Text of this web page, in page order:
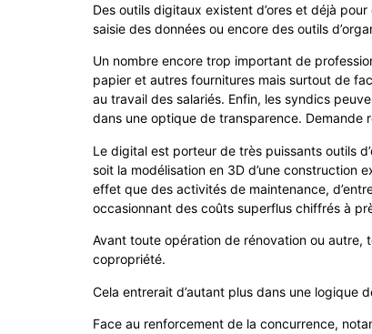
Des outils digitaux existent d’ores et déjà
saisie des données ou encore des outils
Un nombre encore trop important de
papier et autres fournitures mais surtout de
au travail des salariés. Enfin, les syndics
dans une optique de transparence. Demande
Le digital est porteur de très puissants outils
soit la modélisation en 3D d’une
effet que des activités de maintenance,
occasionnant des coûts superflus chiffrés à
Avant toute opération de rénovation ou autre,
copropriété.
Cela entrerait d’autant plus dans une logique
Face au renforcement de la concurrence,